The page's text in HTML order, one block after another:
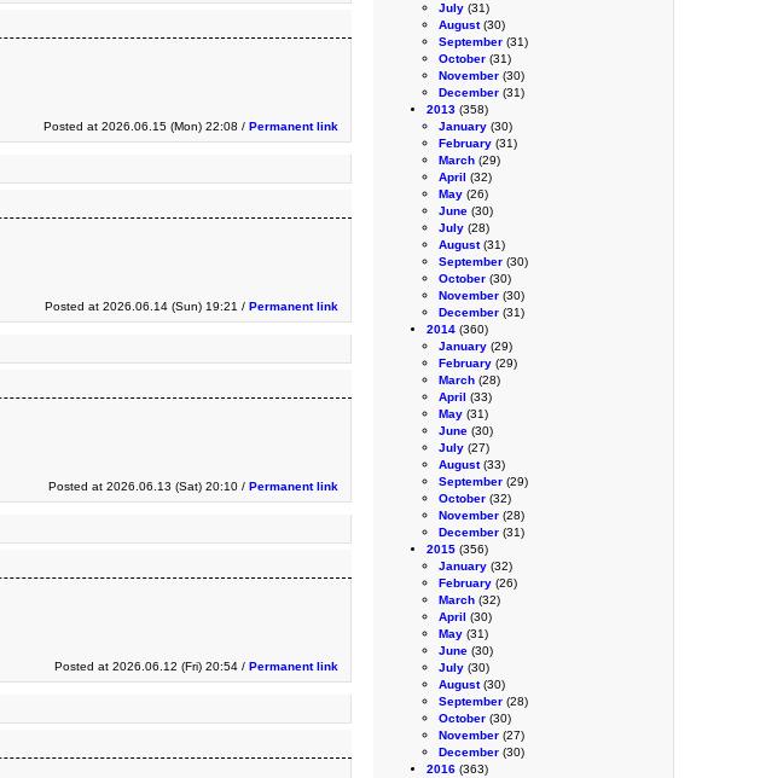
July (31)
August(30)
September (31)
October (31)
November (30)
December (31)
2013 (358)
January (30)
February (31)
March (29)
April (32)
May (26)
June (30)
July (28)
August(31)
September (30)
October (30)
November (30)
December (31)
2014 (360)
January (29)
February (29)
March (28)
April (33)
May (31)
June (30)
July (27)
August(33)
September (29)
October (32)
November (28)
December (31)
2015 (356)
January (32)
February (26)
March (32)
April (30)
May (31)
June (30)
July (30)
August(30)
September (28)
October (30)
November (27)
December (30)
2016 (363)
Posted at 2026.06.15 (Mon) 22:08 / Permanent link
Posted at 2026.06.14 (Sun) 19:21 / Permanent link
Posted at 2026.06.13 (Sat) 20:10 / Permanent link
Posted at 2026.06.12 (Fri) 20:54 / Permanent link